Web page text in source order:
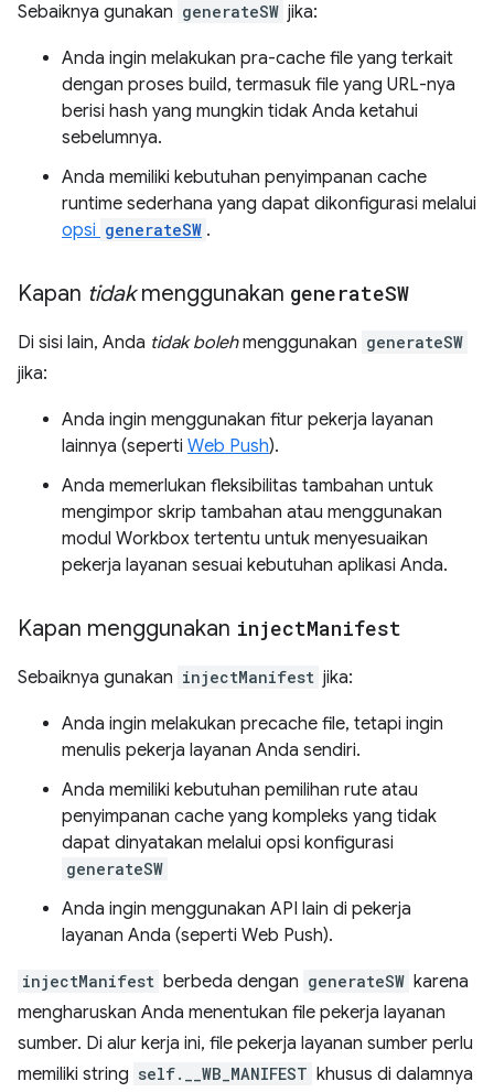
Sebaiknya gunakan generateSW jika:
Anda ingin melakukan pra-cache file yang terkait
dengan proses build, termasuk file yang URL-nya
berisi hash yang mungkin tidak Anda ketahui
sebelumnya.
Anda memiliki kebutuhan penyimpanan cache
runtime sederhana yang dapat dikonfigurasi melalui
opsi generateSW .
Kapan tidakmenggunakan generateSW
Di sisi lain, Anda tidak bolehmenggunakan generateSW
jika:
Anda ingin menggunakan fitur pekerja layanan
lainnya (seperti Web Push).
Anda memerlukan fleksibilitas tambahan untuk
mengimpor skrip tambahan atau menggunakan
modul Workbox tertentu untuk menyesuaikan
pekerja layanan sesuai kebutuhan aplikasi Anda.
Kapan menggunakan injectManifest
Sebaiknya gunakan injectManifest jika:
Anda ingin melakukan precache file, tetapi ingin
menulis pekerja layanan Anda sendiri.
Anda memiliki kebutuhan pemilihan rute atau
penyimpanan cache yang kompleks yang tidak
dapat dinyatakan melalui opsi konfigurasi
generateSW
Anda ingin menggunakan API lain di pekerja
layanan Anda (seperti Web Push).
injectManifest berbeda dengan generateSW karena
mengharuskan Anda menentukan file pekerja layanan
sumber. Di alur kerja ini, file pekerja layanan sumber perlu
memiliki string self.__WB_MANIFEST khusus di dalamnya